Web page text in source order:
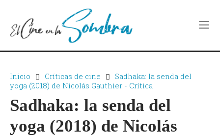
Inicio Críticas de cine
Sadhaka: la senda del
yoga (2018) de Nicolás Gauthier - Crítica
Sadhaka: la senda del
yoga (2018) de Nicolás